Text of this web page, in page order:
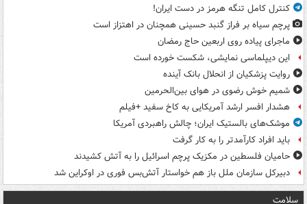
کنترل کامل تنگه هرمز در دست ایران!
پرچم سیاه بر فراز گنبد حسینی همچنان در اهتزاز است
ماجرای پیاده روی اربعین حاج رمضان
این دیپلماسی نمایشی، شکست خورده است
روایت پزشکیان از انحلال بانک آینده
شمیم خوش رضوی در هوای بین‌الحرمین
هشدار افسر ارشد آمریکایی به کاخ سفید +فیلم
موشک‌های بالستیک ایران؛ چالش راهبردی آمریکا
باید افراد کارآمدتر را به کار گرفت
حامیان فلسطین در مکزیک پرچم اسرائیل را به آتش کشیدند
دبیرکل سازمان ملل باز هم خواستار آتش‌بس فوری در اوکراین شد
سلامت